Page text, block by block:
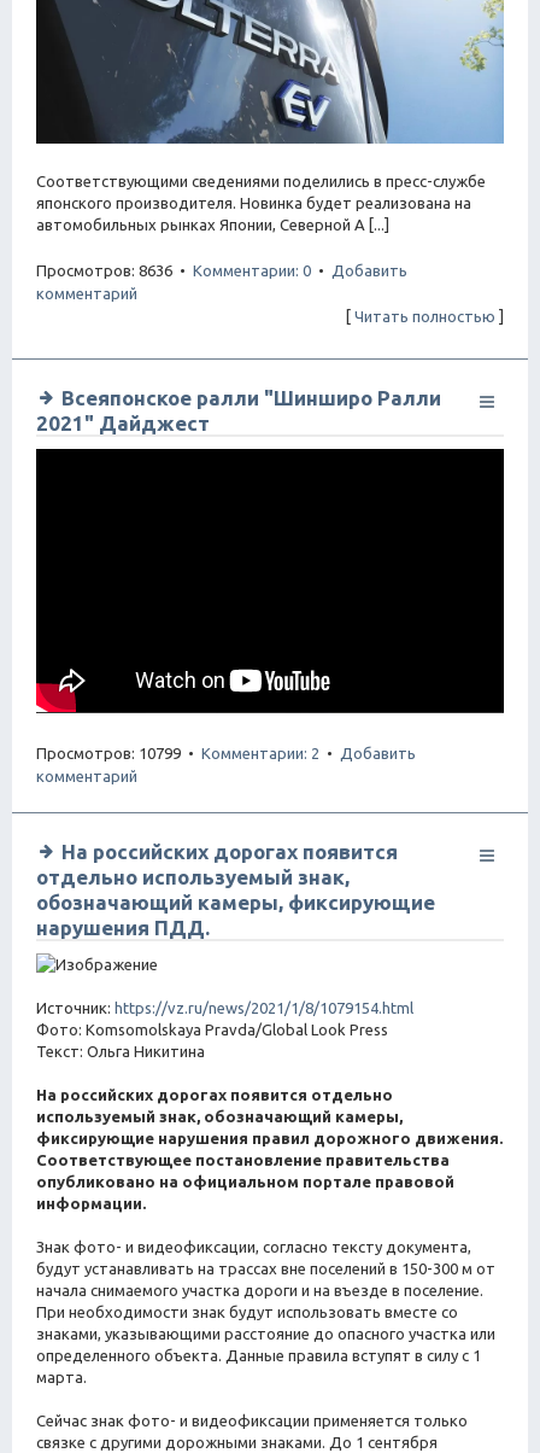
Соответствующими сведениями поделились в пресс-службе
японского производителя. Новинка будет реализована на
автомобильных рынках Японии, Северной А [...]
Просмотров: 8636 • Комментарии: 0 •
Добавить
комментарий
[ Читать полностью ]
Всеяпонское ралли "Шинширо Ралли
2021" Дайджест
Просмотров: 10799 • Комментарии: 2 •
Добавить
комментарий
На российских дорогах появится
отдельно используемый знак,
обозначающий камеры, фиксирующие
нарушения ПДД.
Источник: https://vz.ru/news/2021/1/8/1079154.html
Фото: Komsomolskaya Pravda/Global Look Press
Текст: Ольга Никитина
На российских дорогах появится отдельно
используемый знак, обозначающий камеры,
фиксирующие нарушения правил дорожного движения.
Соответствующее постановление правительства
опубликовано на официальном портале правовой
информации.
Знак фото- и видеофиксации, согласно тексту документа,
будут устанавливать на трассах вне поселений в 150-300 м от
начала снимаемого участка дороги и на въезде в поселение.
При необходимости знак будут использовать вместе со
знаками, указывающими расстояние до опасного участка или
определенного объекта. Данные правила вступят в силу с 1
марта.
Сейчас знак фото- и видеофиксации применяется только
связке с другими дорожными знаками. До 1 сентября